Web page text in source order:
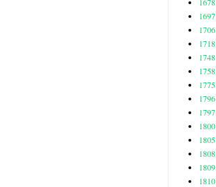
1697
1706
1718
1748
1758
1775
1796
1797
1800
1805
1808
1809
1810